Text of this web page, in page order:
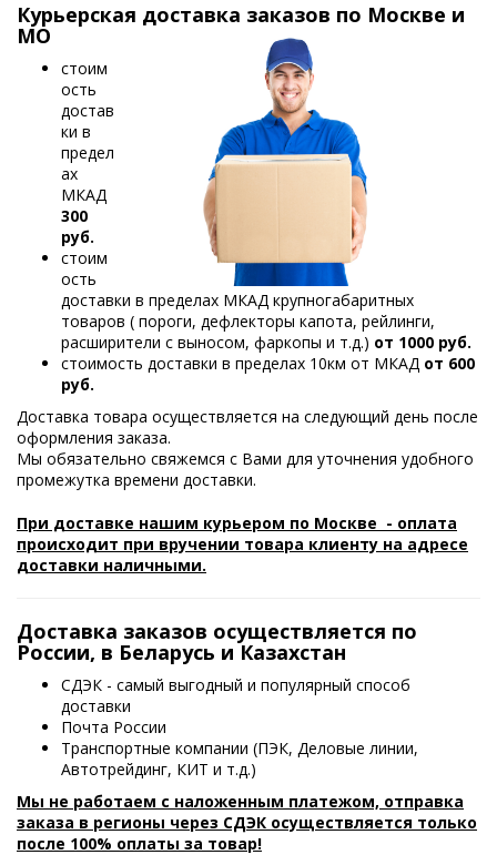
Курьерская доставка заказов по Москве и
МО
стоим
ость
достав
ки в
предел
ах
МКАД
300
руб.
стоим
ость
доставки в пределах МКАД крупногабаритных
товаров ( пороги, дефлекторы капота, рейлинги,
расширители с выносом, фаркопы и т.д.) от 1000 руб.
стоимость доставки в пределах 10км от МКАД от 600
руб.
Доставка товара осуществляется на следующий день после
оформления заказа.
Мы обязательно свяжемся с Вами для уточнения удобного
промежутка времени доставки.
При доставке нашим курьером по Москве - оплата
происходит при вручении товара клиенту на адресе
доставки наличными.
Доставка заказов осуществляется по
России, в Беларусь и Казахстан
СДЭК - самый выгодный и популярный способ
доставки
Почта России
Транспортные компании (ПЭК, Деловые линии,
Автотрейдинг, КИТ и т.д.)
Мы не работаем с наложенным платежом, отправка
заказа в регионы через СДЭК осуществляется только
после 100% оплаты за товар!